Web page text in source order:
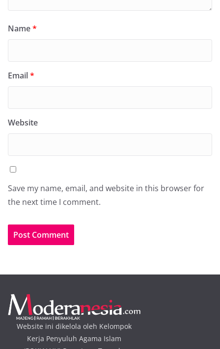
Name*
Email*
Website
Save my name, email, and website in this browser for
the next time I comment.
Website ini dikelola oleh Kelompok
Kerja Penyuluh Agama Islam